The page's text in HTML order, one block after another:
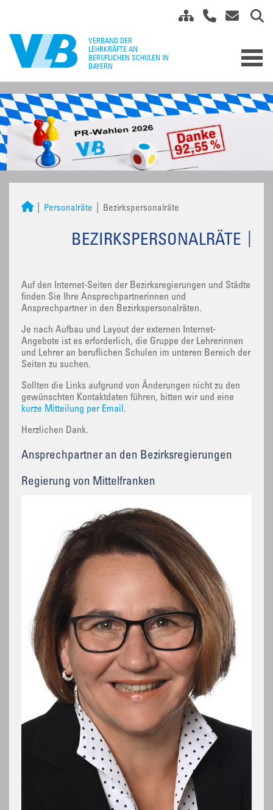
Personalräte Bezirkspersonalräte
BEZIRKSPERSONALRÄTE
Auf den Internet-Seiten der Bezirksregierungen und Städte
finden Sie Ihre Ansprechpartnerinnen und
Ansprechpartner in den Bezirkspersonalräten.
Je nach Aufbau und Layout der externen Internet-
Angebote ist es erforderlich, die Gruppe der Lehrerinnen
und Lehrer an beruflichen Schulen im unteren Bereich der
Seiten zu suchen.
Sollten die Links aufgrund von Änderungen nicht zu den
gewünschten Kontaktdaten führen, bitten wir und eine
kurze Mitteilung per Email.
Herzlichen Dank.
Ansprechpartner an den Bezirksregierungen
Regierung von Mittelfranken